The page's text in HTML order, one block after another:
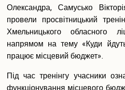
Спеціалізована вчена рада К
Наукові видання
Наукометричні бази даних
Спеціалізовані вчені ради для
ступеня доктора філософії
Конференції та наукові заходи
Шаблони документів наукової
Наукова звітність
Олександра, Самусько
провели просвітницький
Хмельницького обласного
напрямом на тему «Куди
працює місцевий бюджет».
Під час тренінгу учасники